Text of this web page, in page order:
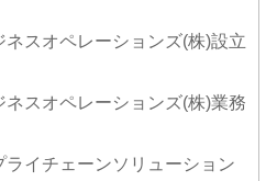
ネスオペレーションズ(株)設立
ネスオペレーションズ(株)業務
ライチェーンソリューション